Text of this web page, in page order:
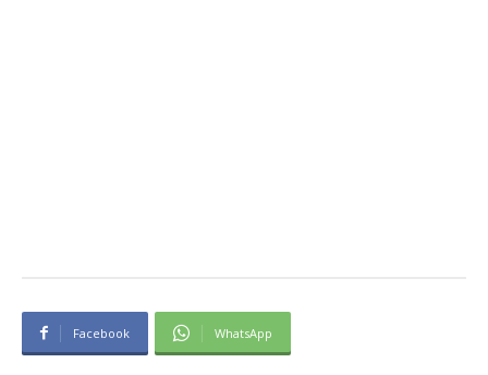
Facebook WhatsApp